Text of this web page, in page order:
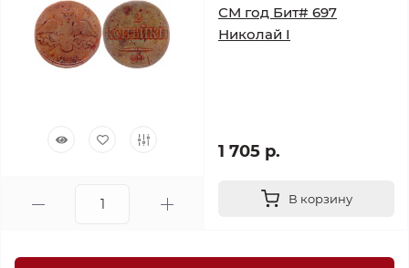
СМ год Бит# 697
Николай I
1 705 р.
В корзину